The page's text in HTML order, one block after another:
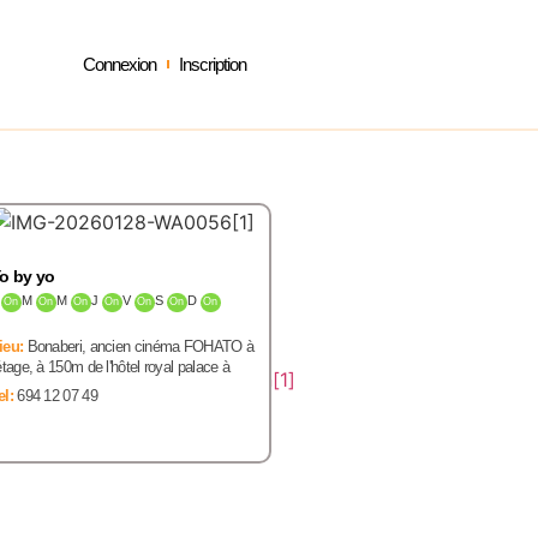
Connexion Inscription
by yo
On M On M On J On V On S On D On
Bonaberi, ancien cinéma FOHATO à
à 150m de l'hôtel royal palace à
694 12 07 49